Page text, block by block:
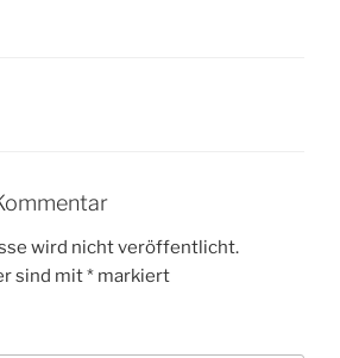
wird nicht veröffentlicht.
sind mit* markiert